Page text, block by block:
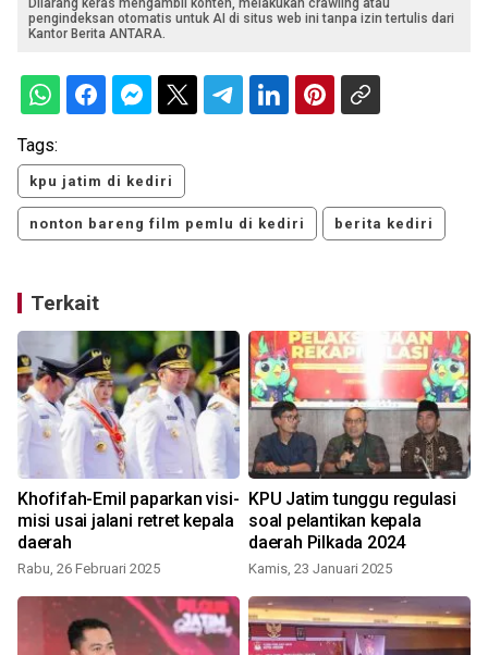
Dilarang keras mengambil konten, melakukan crawling atau
pengindeksan otomatis untuk AI di situs web ini tanpa izin tertulis dari
Kantor Berita ANTARA.
Tags:
kpu jatim di kediri
nonton bareng film pemlu di kediri berita kediri
Terkait
Khofifah-Emil paparkan visi-
misi usai jalani retret kepala
daerah
Rabu, 26 Februari 2025
KPU Jatim tunggu regulasi
soal pelantikan kepala
daerah Pilkada 2024
Kamis, 23 Januari 2025